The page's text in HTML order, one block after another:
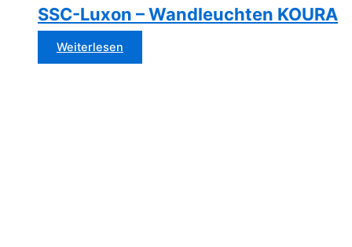
SSC-Luxon – Wandleuchten KOURA
Weiterlesen